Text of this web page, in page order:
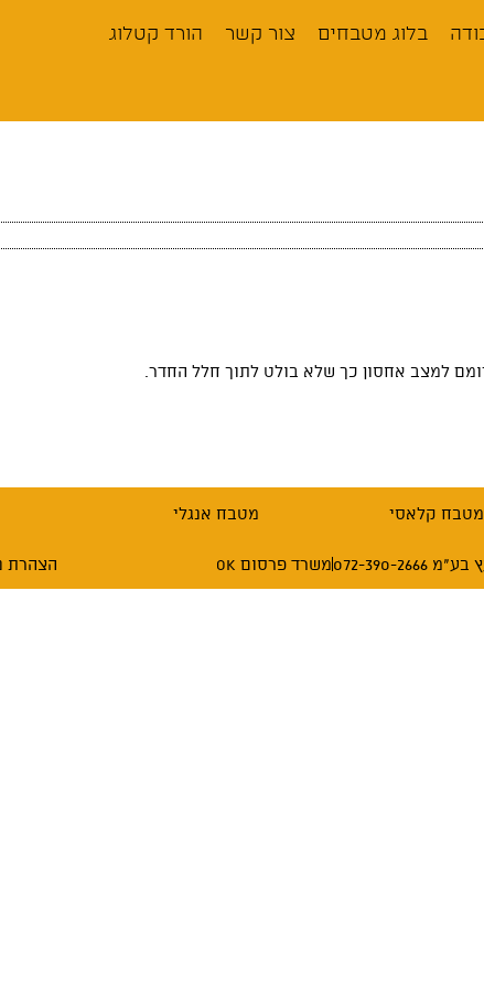
בלוג מטבחים צור קשר הורד קטלוג
למצב אחסון כך שלא בולט לתוך חלל החדר.
מטבח קלאסי מטבח אנגלי
2666 משרד פרסום OK הצהרת